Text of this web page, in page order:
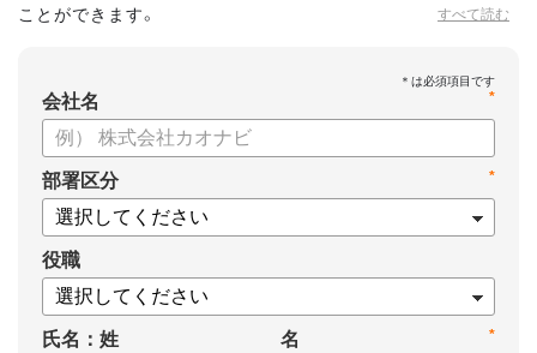
すべて読む
ことができます。
【資料セット内容】
・超入門タレントマネジメント
・タレントマネジメントシステムの選び方
・タレントマネジメントシステム「カオナビ」の説明資料
*
会社名
*
部署区分
役職
氏名：姓 *
名